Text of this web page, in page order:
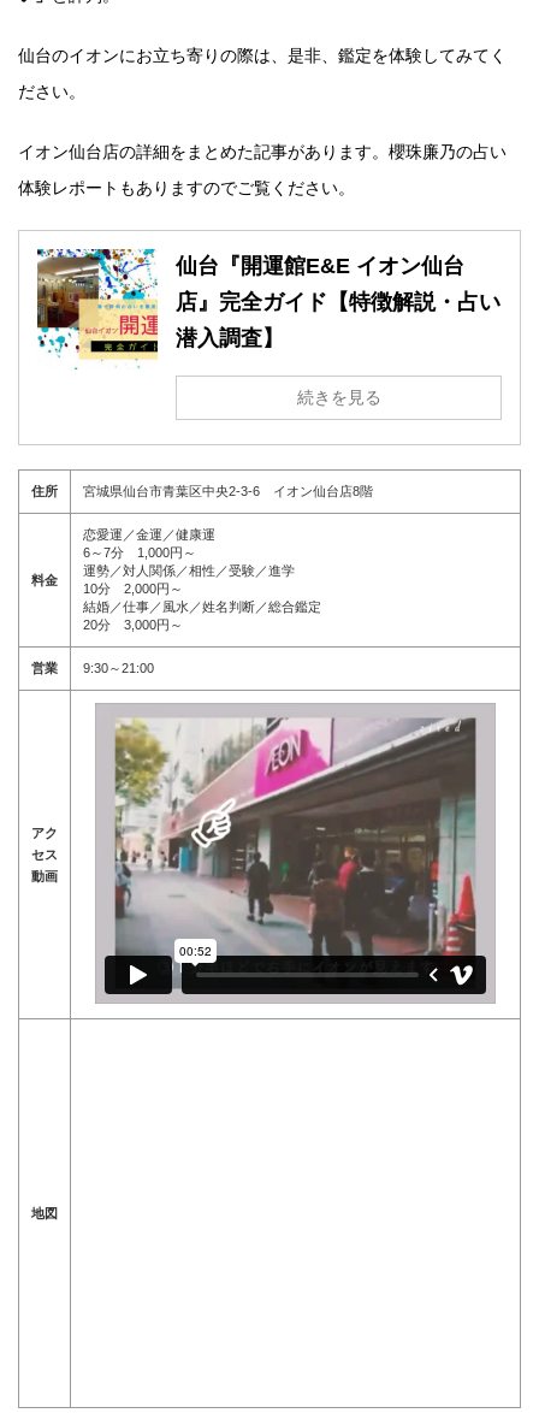
仙台のイオンにお立ち寄りの際は、是非、鑑定を体験してみてく
ださい。
イオン仙台店の詳細をまとめた記事があります。櫻珠廉乃の占い
体験レポートもありますのでご覧ください。
仙台『開運館E&E イオン仙台
店』完全ガイド【特徴解説・占い
潜入調査】
続きを見る
住所 宮城県仙台市青葉区中央2-3-6 イオン仙台店8階
料金
恋愛運／金運／健康運
6～7分 1,000円～
運勢／対人関係／相性／受験／進学
10分 2,000円～
結婚／仕事／風水／姓名判断／総合鑑定
20分 3,000円～
営業 9:30～21:00
アク
セス
動画
地図